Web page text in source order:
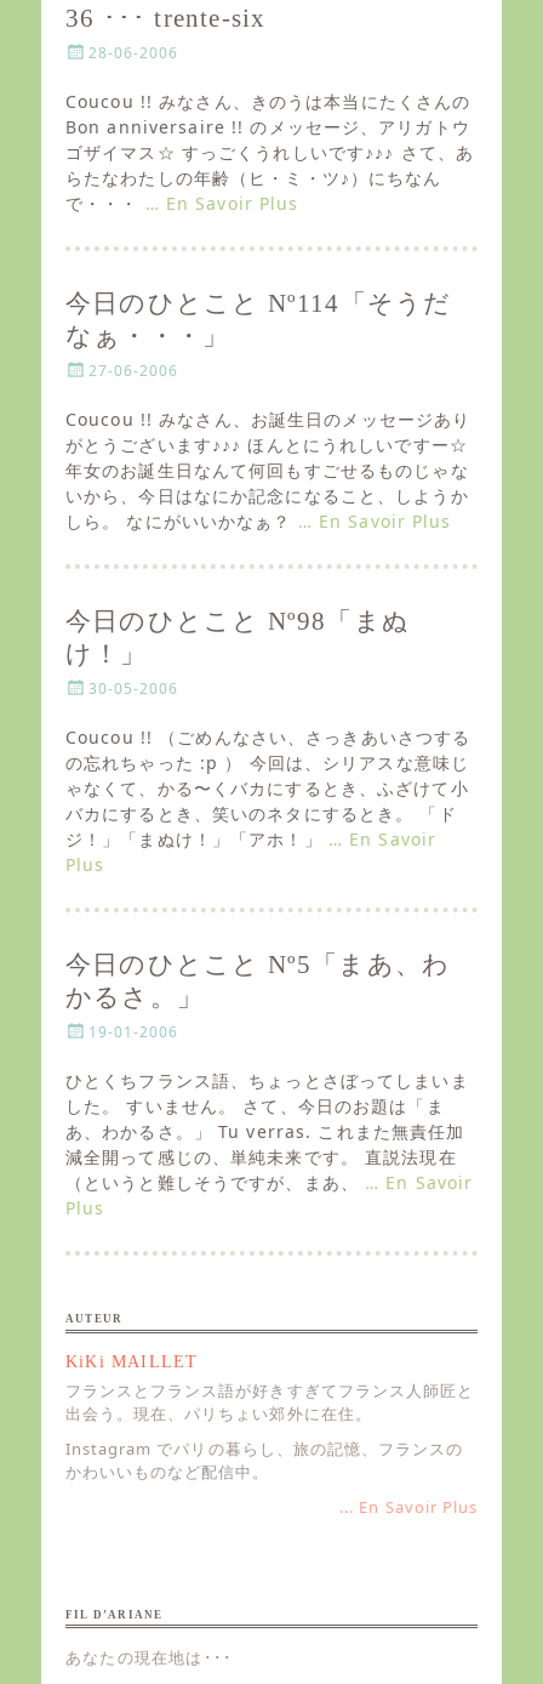
36 ･･･ trente-six
P
s
t
e
d
o
n
28-06-2006
Coucou !! みなさん、きのうは本当にたくさんの
Bon anniversaire !! のメッセージ、アリガトウ
ゴザイマス☆ すっごくうれしいです♪♪♪ さて、あ
らたなわたしの年齢（ヒ・ミ・ツ♪）にちなん
で・・・ … En Savoir Plus
今日のひとこと Nº114「そうだ
なぁ・・・」
P
s
t
e
d
o
n
27-06-2006
Coucou !! みなさん、お誕生日のメッセージあり
がとうございます♪♪♪ ほんとにうれしいですー☆
年女のお誕生日なんて何回もすごせるものじゃな
いから、今日はなにか記念になること、しようか
しら。 なにがいいかなぁ？ … En Savoir Plus
今日のひとこと Nº98「まぬ
け！」
P
s
e
d
o
n
30-05-2006
Coucou !! （ごめんなさい、さっきあいさつする
の忘れちゃった :p ） 今回は、シリアスな意味じ
ゃなくて、かる〜くバカにするとき、ふざけて小
バカにするとき、笑いのネタにするとき。 「ド
ジ！」「まぬけ！」「アホ！」 … En Savoir
Plus
今日のひとこと Nº5「まあ、わ
かるさ。」
P
s
t
e
d
o
19-01-2006
ひとくちフランス語、ちょっとさぼってしまいま
した。 すいません。 さて、今日のお題は「ま
あ、わかるさ。」 Tu verras. これまた無責任加
減全開って感じの、単純未来です。 直説法現在
（というと難しそうですが、まあ、 … En Savoir
Plus
AUTEUR
KiKi MAILLET
フランスとフランス語が好きすぎてフランス人師匠と
出会う。現在、パリちょい郊外に在住。
Instagram でパリの暮らし、旅の記憶、フランスの
かわいいものなど配信中。
... En Savoir Plus
FIL D’ARIANE
あなたの現在地は･･･